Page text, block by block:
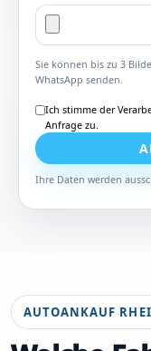
Sie können bis zu 3
WhatsApp senden.
Ich stimme der
Anfrage zu.
Ihre Daten werden
AUTOANKAUF